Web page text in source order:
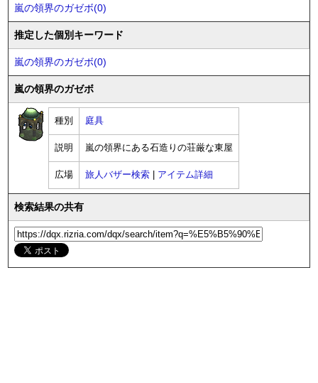
嵐の領界のガゼボ(0)
推定した個別キーワード
嵐の領界のガゼボ(0)
嵐の領界のガゼボ
種別 庭具
説明 嵐の領界にある石造りの荘厳な東屋
広場 旅人バザー検索 アイテム詳細
検索結果の共有